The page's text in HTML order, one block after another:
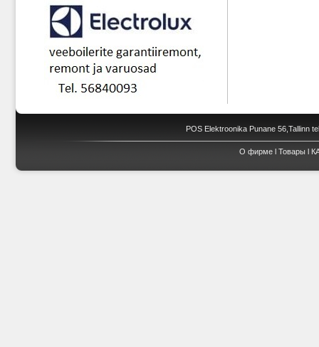
POS Elektroonika Punane 56,Tallinn
О фирмеl Товарыl